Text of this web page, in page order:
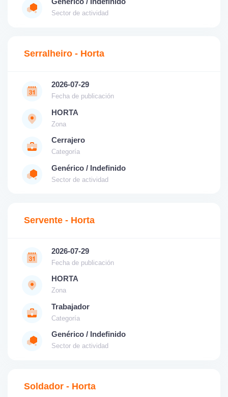
Sector de actividad
Serralheiro - Horta
2026-07-29
Fecha de publicación
HORTA
Zona
Cerrajero
Categoría
Genérico / Indefinido
Sector de actividad
Servente - Horta
2026-07-29
Fecha de publicación
HORTA
Zona
Trabajador
Categoría
Genérico / Indefinido
Sector de actividad
Soldador - Horta